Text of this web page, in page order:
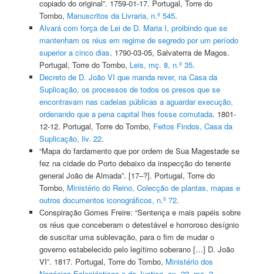
copiado do original”. 1759-01-17. Portugal, Torre do
Tombo, Manuscritos da Livraria, n.º 545.
Alvará com força de Lei de D. Maria I, proibindo que se
mantenham os réus em regime de segredo por um período
superior a cinco dias. 1790-03-05, Salvaterra de Magos.
Portugal, Torre do Tombo, Leis, mç. 8, n.º 35.
Decreto de D. João VI que manda rever, na Casa da
Suplicação, os processos de todos os presos que se
encontravam nas cadeias públicas a aguardar execução,
ordenando que a pena capital lhes fosse comutada. 1801-
12-12. Portugal, Torre do Tombo, Feitos Findos, Casa da
Suplicação, liv. 22.
“Mapa do fardamento que por ordem de Sua Magestade se
fez na cidade do Porto debaixo da inspecção do tenente
general João de Almada”. [17–?]. Portugal, Torre do
Tombo, Ministério do Reino, Colecção de plantas, mapas e
outros documentos iconográficos, n.º 72.
Conspiração Gomes Freire: “Sentença e mais papéis sobre
os réus que conceberam o detestável e horroroso desígnio
de suscitar uma sublevação, para o fim de mudar o
governo estabelecido pelo legítimo soberano […] D. João
VI”. 1817. Portugal, Torre do Tombo, Ministério dos